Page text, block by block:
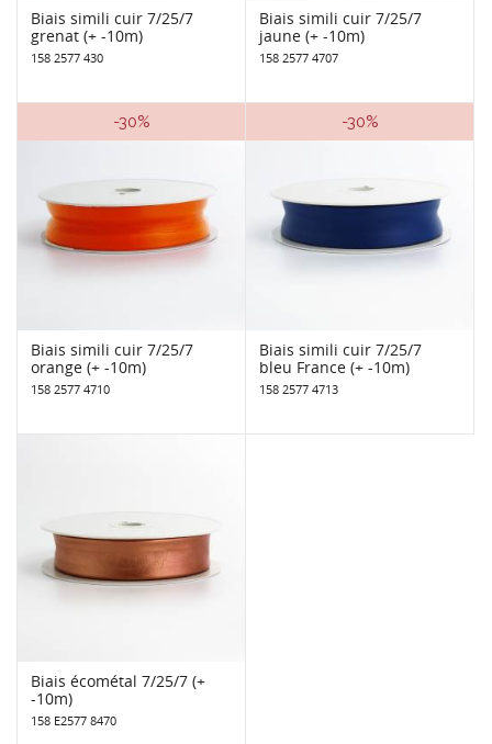
Biais simili cuir 7/25/7
grenat (+ -10m)
158 2577 430
Biais simili cuir 7/25/7
jaune (+ -10m)
158 2577 4707
-30%
Biais simili cuir 7/25/7
orange (+ -10m)
158 2577 4710
-30%
Biais simili cuir 7/25/7
bleu France (+ -10m)
158 2577 4713
Biais écométal 7/25/7 (+
-10m)
158 E2577 8470